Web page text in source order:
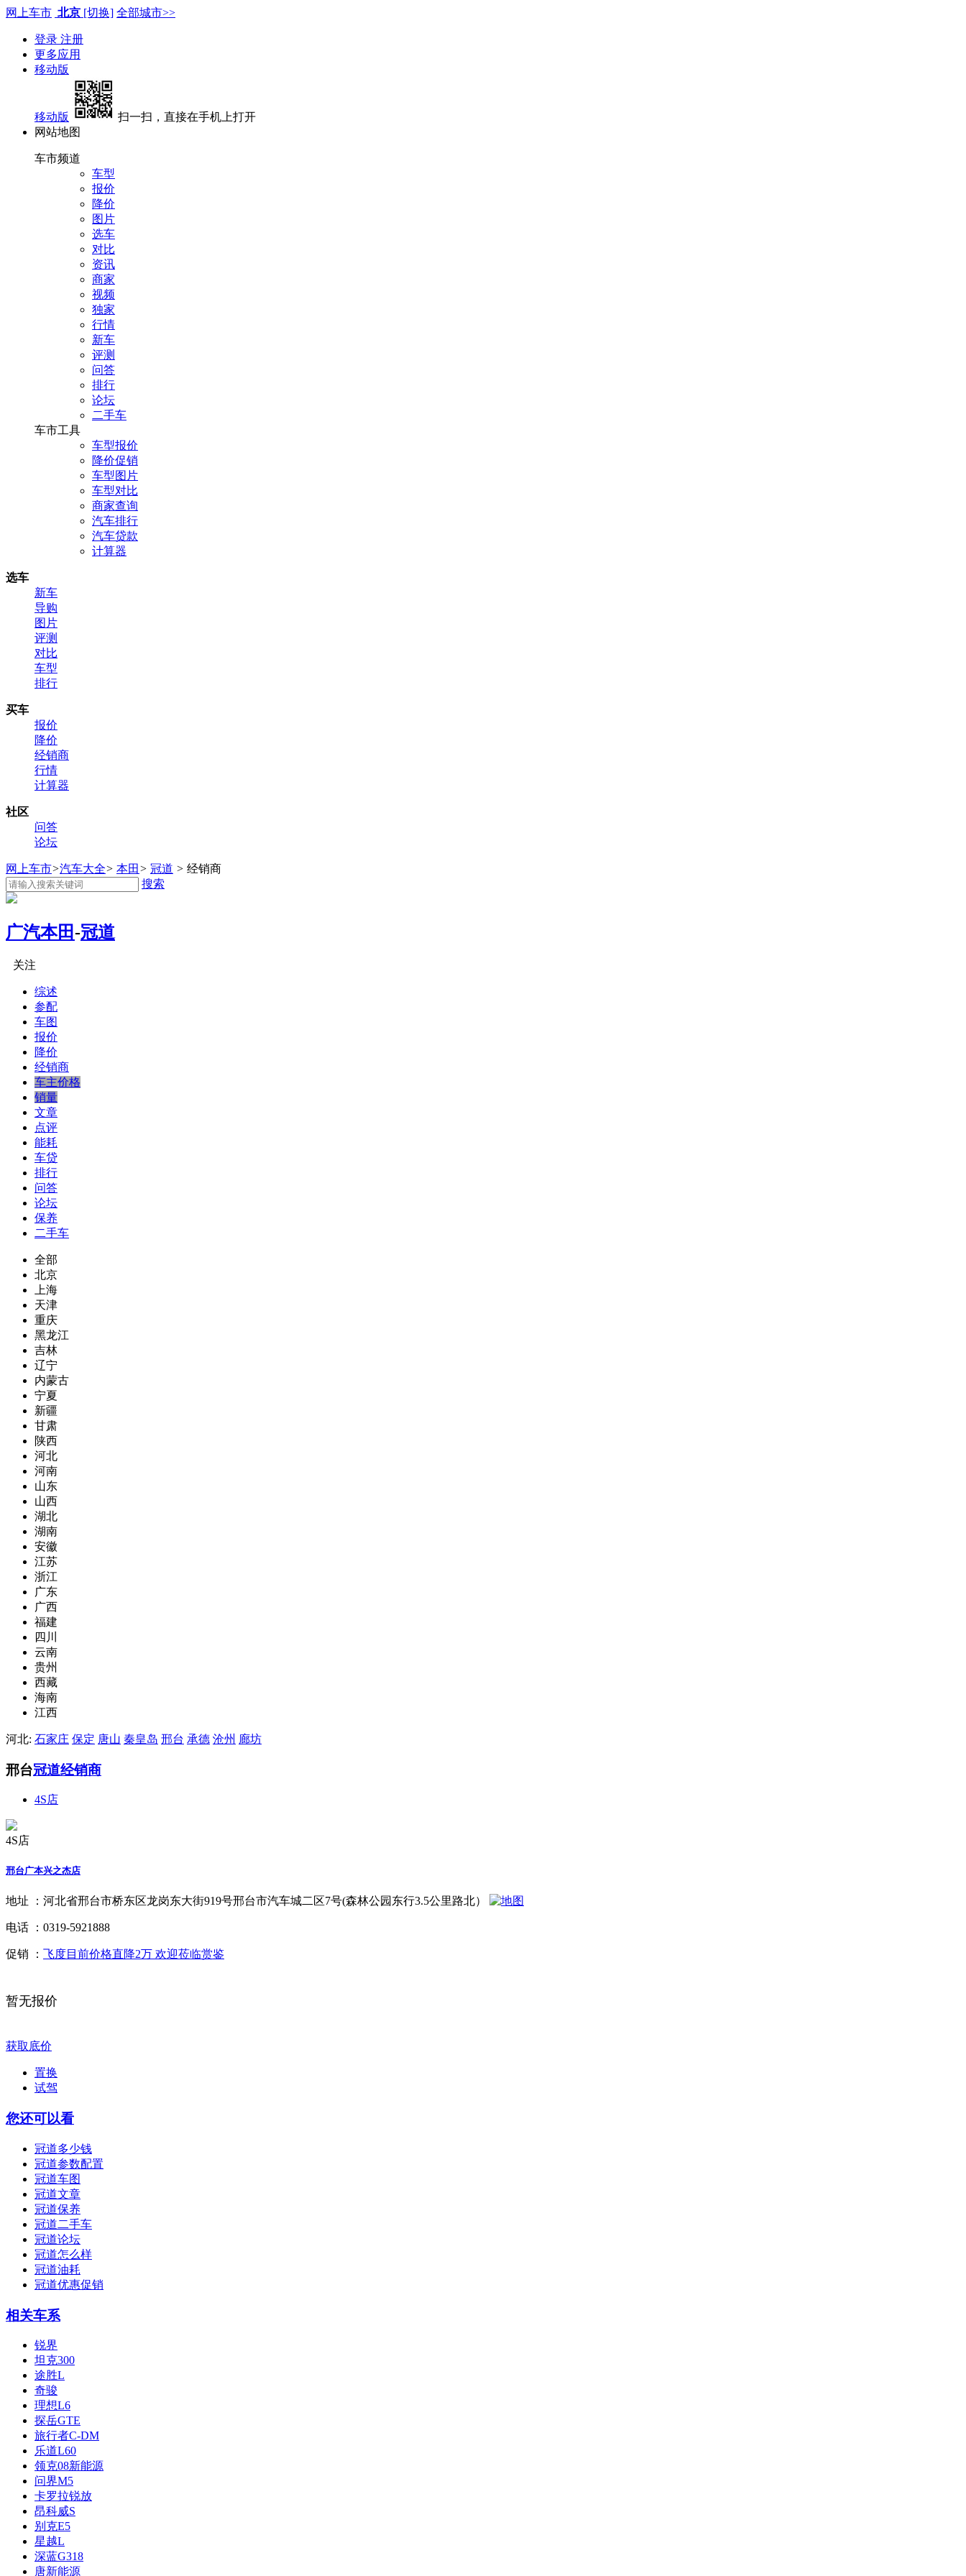
网上车市 北京 [切换] 全部城市>>
登录 注册
更多应用
移动版
移动版
扫一扫，直接在手机上打开
网站地图
车市频道
车型
报价
降价
图片
选车
对比
资讯
商家
视频
独家
行情
新车
评测
问答
排行
论坛
二手车
车市工具
车型报价
降价促销
车型图片
车型对比
商家查询
汽车排行
汽车贷款
计算器
选车
新车
导购
图片
评测
对比
车型
排行
买车
报价
降价
经销商
行情
计算器
社区
问答
论坛
网上车市>汽车大全> 本田 > 冠道 > 经销商
搜索
广汽本田-冠道
关注
综述
参配
车图
报价
降价
经销商
车主价格
销量
文章
点评
能耗
车贷
排行
问答
论坛
保养
二手车
全部
北京
上海
天津
重庆
黑龙江
吉林
辽宁
内蒙古
宁夏
新疆
甘肃
陕西
河北
河南
山东
山西
湖北
湖南
安徽
江苏
浙江
广东
广西
福建
四川
云南
贵州
西藏
海南
江西
河北: 石家庄 保定 唐山 秦皇岛 邢台 承德 沧州 廊坊
邢台冠道经销商
4S店
4S店
邢台广本兴之杰店
地址 ： 河北省邢台市桥东区龙岗东大街919号邢台市汽车城二区7号(森林公园东行3.5公里路北）
电话 ： 0319-5921888
促销 ： 飞度目前价格直降2万 欢迎莅临赏鉴
暂无报价
获取底价
置换
试驾
您还可以看
冠道多少钱
冠道参数配置
冠道车图
冠道文章
冠道保养
冠道二手车
冠道论坛
冠道怎么样
冠道油耗
冠道优惠促销
相关车系
锐界
坦克300
途胜L
奇骏
理想L6
探岳GTE
旅行者C-DM
乐道L60
领克08新能源
问界M5
卡罗拉锐放
昂科威S
别克E5
星越L
深蓝G318
唐新能源